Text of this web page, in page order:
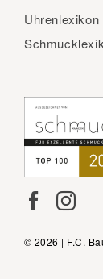
Uhrenlexikon
© 2026 | F.C.